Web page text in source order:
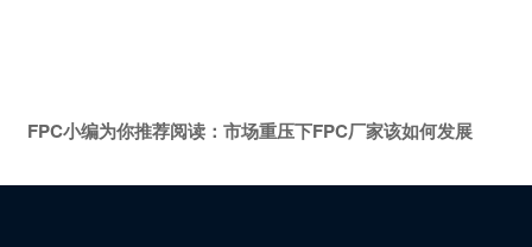
FPC小编为你推荐阅读： 市场重压下FPC厂家该如何发展